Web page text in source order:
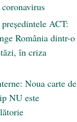
ACT:
România dintr-o
în criza
Noua carte de
NU este